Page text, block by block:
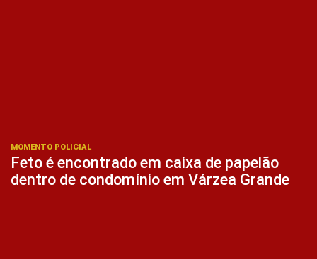
MOMENTO POLICIAL
Feto é encontrado em caixa de papelão
dentro de condomínio em Várzea Grande